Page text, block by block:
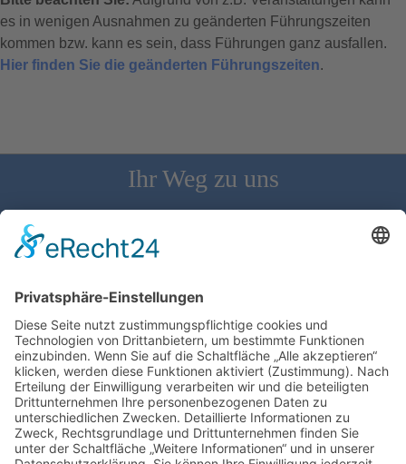
es in wenigen Ausnahmen zu geänderten Führungszeiten
kommen bzw. kann es sein, dass Führungen ganz ausfallen.
Hier finden Sie die geänderten Führungszeiten.
Ihr Weg zu uns
Schloss Bürgeln, 79418 Schliengen | Telefon: 07626/237 | E-
Mail: direktion@schlossbuergeln.de
Wir benötigen Ihre Zustimmung, um den
Google Maps-Service zu laden!
Wir verwenden einen Service eines
Drittanbieters, um Karteninhalte einzubetten.
Dieser Service kann Daten zu Ihren Aktivitäten
sammeln. Bitte lesen Sie die Details durch und
stimmen Sie der Nutzung des Service zu, um